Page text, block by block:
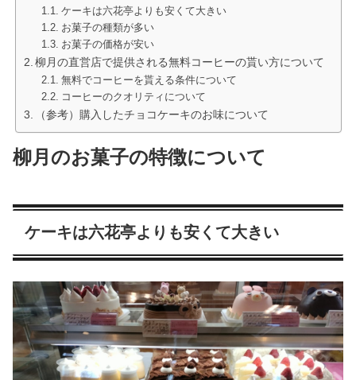
ケーキは六花亭よりも安くて大きい
お菓子の種類が多い
お菓子の価格が安い
柳月の直営店で提供される無料コーヒーの貰い方について
無料でコーヒーを貰える条件について
コーヒーのクオリティについて
（参考）購入したチョコケーキのお味について
柳月のお菓子の特徴について
ケーキは六花亭よりも安くて大きい